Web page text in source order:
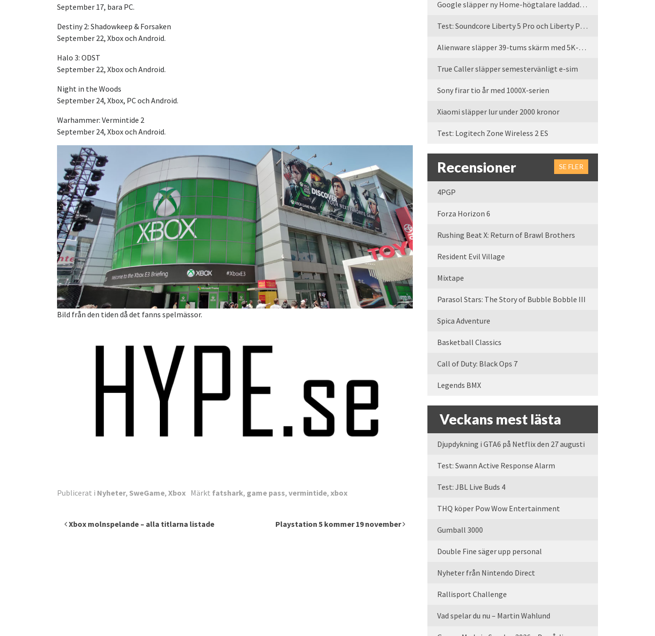
September 17, bara PC.
Destiny 2: Shadowkeep & Forsaken
September 22, Xbox och Android.
Halo 3: ODST
September 22, Xbox och Android.
Night in the Woods
September 24, Xbox, PC och Android.
Warhammer: Vermintide 2
September 24, Xbox och Android.
Bild från den tiden då det fanns spelmässor.
Publicerat i Nyheter, SweGame, Xbox Märkt fatshark, game pass, vermintide, xbox
Inläggsnavigering
Xbox molnspelande – alla titlarna listade Playstation 5 kommer 19 november
Google släpper ny Home-högtalare laddad med Gemini
Test: Soundcore Liberty 5 Pro och Liberty Pro Max
Alienware släpper 39-tums skärm med 5K-upplösning
True Caller släpper semestervänligt e-sim
Sony firar tio år med 1000X-serien
Xiaomi släpper lur under 2000 kronor
Test: Logitech Zone Wireless 2 ES
Recensioner SE FLER
4PGP
Forza Horizon 6
Rushing Beat X: Return of Brawl Brothers
Resident Evil Village
Mixtape
Parasol Stars: The Story of Bubble Bobble III
Spica Adventure
Basketball Classics
Call of Duty: Black Ops 7
Legends BMX
Veckans mest lästa
Djupdykning i GTA6 på Netflix den 27 augusti
Test: Swann Active Response Alarm
Test: JBL Live Buds 4
THQ köper Pow Wow Entertainment
Gumball 3000
Double Fine säger upp personal
Nyheter från Nintendo Direct
Rallisport Challenge
Vad spelar du nu – Martin Wahlund